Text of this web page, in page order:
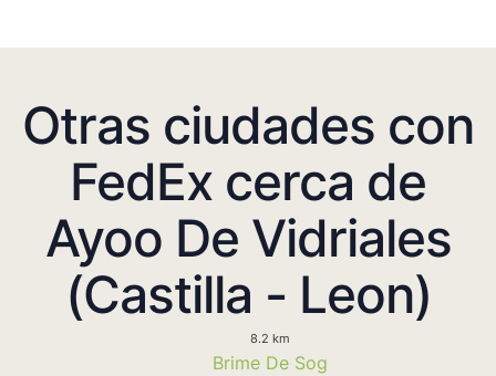
Otras ciudades con
FedEx cerca de
Ayoo De Vidriales
(Castilla - Leon)
8.2 km
Brime De Sog